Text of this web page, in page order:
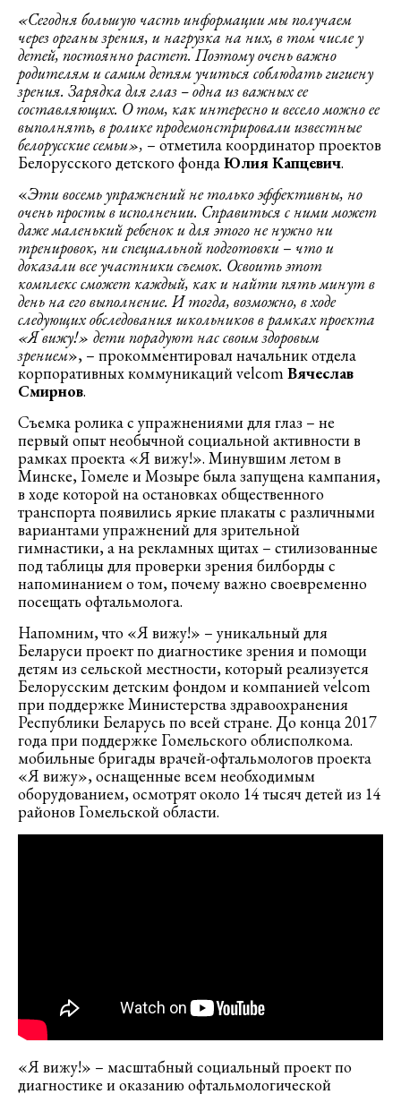
«Сегодня большую часть информации мы получаем
через органы зрения, и нагрузка на них, в том числе у
детей, постоянно растет. Поэтому очень важно
родителям и самим детям учиться соблюдать гигиену
зрения. Зарядка для глаз – одна из важных ее
составляющих. О том, как интересно и весело можно ее
выполнять, в ролике продемонстрировали известные
белорусские семьи», – отметила координатор проектов
Белорусского детского фондаЮлия Капцевич.
«Эти восемь упражнений не только эффективны, но
очень просты в исполнении. Справиться с ними может
даже маленький ребенок и для этого не нужно ни
тренировок, ни специальной подготовки– что и
доказали все участники съемок. Освоить этот
комплекс сможет каждый, как и найти пять минут в
день на его выполнение. И тогда, возможно, в ходе
следующих обследования школьников в рамках проекта
«Я вижу!» дети порадуют нас своим здоровым
зрением», – прокомментировал начальник отдела
корпоративных коммуникаций velcomВячеслав
Смирнов.
Съемка ролика с упражнениями для глаз – не
первый опыт необычной социальной активности в
рамках проекта «Я вижу!». Минувшим летом в
Минске, Гомеле и Мозыре была запущена кампания,
в ходе которой на остановках общественного
транспорта появились яркие плакаты с различными
вариантами упражнений для зрительной
гимнастики, а на рекламных щитах – стилизованные
под таблицы для проверки зрения билборды с
напоминанием о том, почему важно своевременно
посещать офтальмолога.
Напомним, что «Я вижу!» – уникальный для
Беларуси проект по диагностике зрения и помощи
детям из сельской местности, который реализуется
Белорусским детским фондом и компанией velcom
при поддержке Министерства здравоохранения
Республики Беларусь по всей стране. До конца 2017
года при поддержке Гомельского облисполкома.
мобильные бригады врачей-офтальмологов проекта
«Я вижу», оснащенные всем необходимым
оборудованием, осмотрят около 14 тысяч детей из 14
районов Гомельской области.
«Я вижу!» – масштабный социальный проект по
диагностике и оказанию офтальмологической